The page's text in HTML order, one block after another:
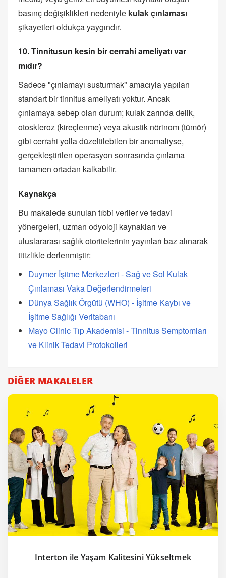
basınç değişiklikleri nedeniyle kulak çınlaması
şikayetleri oldukça yaygındır.
10. Tinnitusun kesin bir cerrahi ameliyatı var
mıdır?
Sadece "çınlamayı susturmak" amacıyla yapılan
standart bir tinnitus ameliyatı yoktur. Ancak
çınlamaya sebep olan durum; kulak zarında delik,
otoskleroz (kireçlenme) veya akustik nörinom (tümör)
gibi cerrahi yolla düzeltilebilen bir anomaliyse,
gerçekleştirilen operasyon sonrasında çınlama
tamamen ortadan kalkabilir.
Kaynakça
Bu makalede sunulan tıbbi veriler ve tedavi
yönergeleri, uzman odyoloji kaynakları ve
uluslararası sağlık otoritelerinin yayınları baz alınarak
titizlikle derlenmiştir:
Duymer İşitme Merkezleri - Sağ ve Sol Kulak
Çınlaması Vaka Değerlendirmeleri
Dünya Sağlık Örgütü (WHO) - İşitme Kaybı ve
İşitme Sağlığı Veritabanı
Mayo Clinic Tıp Akademisi - Tinnitus Semptomları
ve Klinik Tedavi Protokolleri
DİĞER MAKALELER
Interton ile Yaşam Kalitesini Yükseltmek